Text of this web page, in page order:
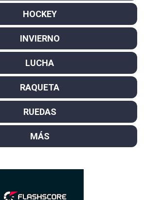
HOCKEY
INVIERNO
LUCHA
RAQUETA
RUEDAS
MÁS